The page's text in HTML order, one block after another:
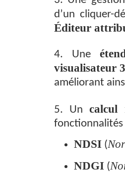
d’un cliquer-
Éditeur
4. Une
visualisateur
améliorant
5. Uncalcul
fonctionnalités
NDSI (
NDGI (